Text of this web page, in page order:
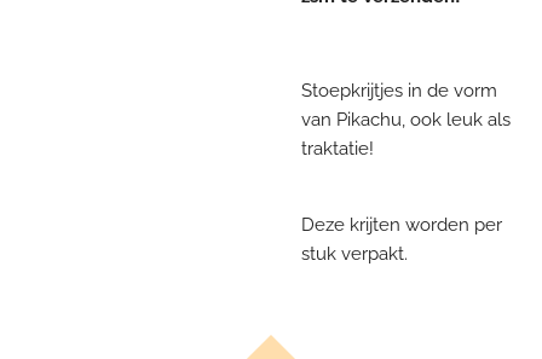
Stoepkrijtjes in de vorm
van Pikachu, ook leuk als
traktatie!
Deze krijten worden per
stuk verpakt.